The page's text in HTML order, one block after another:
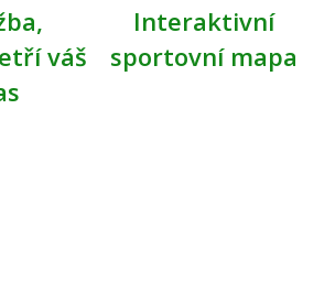
váš
Interaktivní
sportovní mapa